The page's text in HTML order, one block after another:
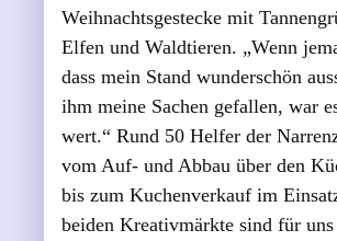
Weihnachtsgestecke mit
Elfen und Waldtieren. „Wenn
dass mein Stand wunderschön
ihm meine Sachen gefallen, war
wert.“ Rund 50 Helfer der
vom Auf- und Abbau über den
bis zum Kuchenverkauf im
beiden Kreativmärkte sind für